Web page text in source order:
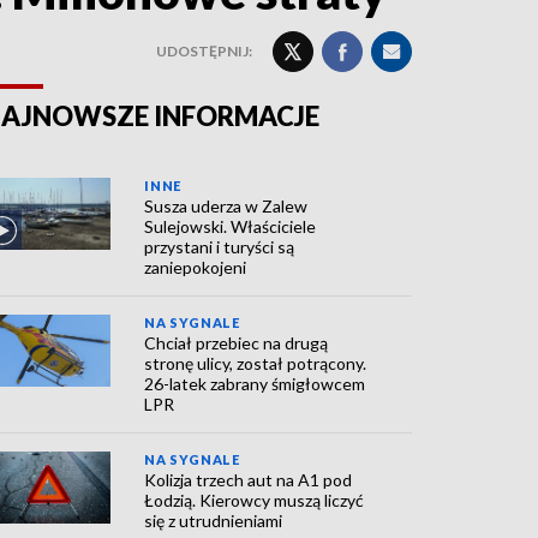
UDOSTĘPNIJ:
INFORMACJE
INNE
Susza uderza w Zalew
Sulejowski. Właściciele
przystani i turyści są
zaniepokojeni
NA SYGNALE
Chciał przebiec na drugą
stronę ulicy, został potrącony.
26-latek zabrany śmigłowcem
LPR
NA SYGNALE
Kolizja trzech aut na A1 pod
Łodzią. Kierowcy muszą liczyć
się z utrudnieniami